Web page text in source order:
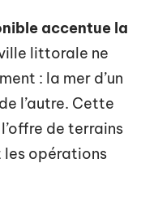
accentue la
littorale ne
: la mer d’un
l’autre. Cette
de terrains
opérations